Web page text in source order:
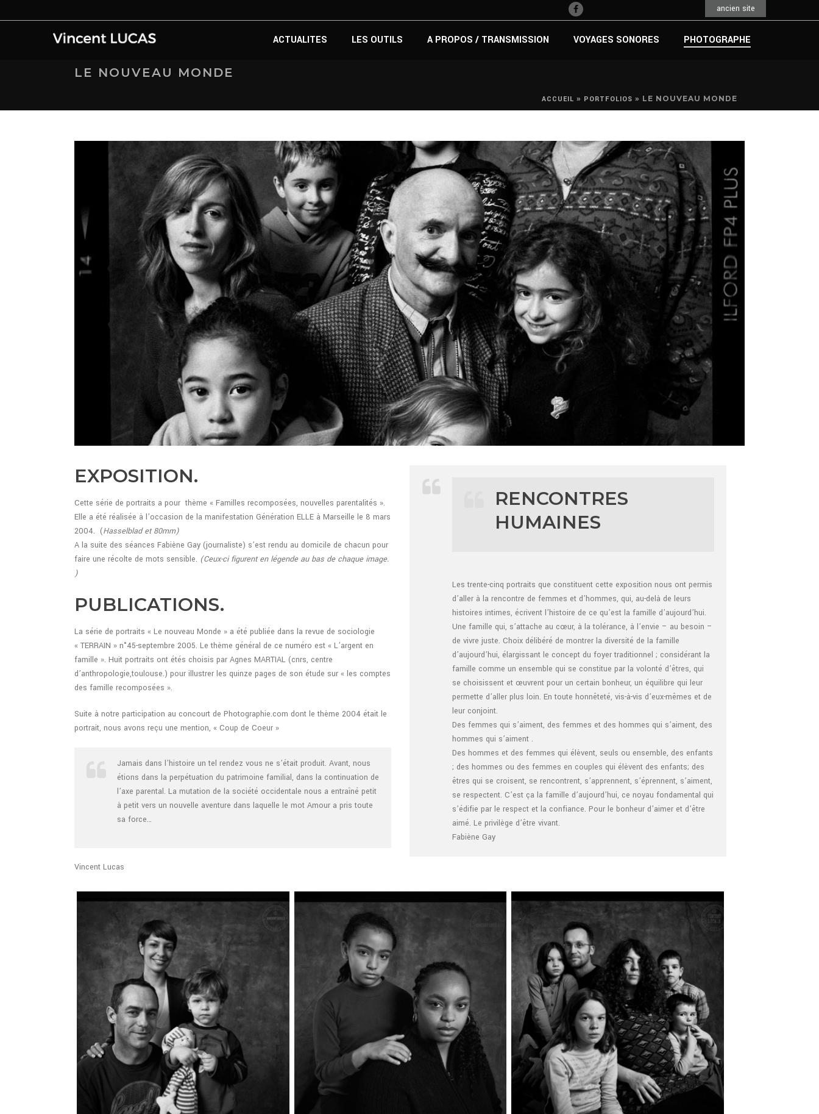
ancien site
ACTUALITES LES OUTILS A PROPOS / TRANSMISSION VOYAGES SONORES PHOTOGRAPHE
LE NOUVEAU MONDE
ACCUEIL » PORTFOLIOS » LE NOUVEAU MONDE
EXPOSITION.
Cette série de portraits a pour thème « Familles recomposées, nouvelles parentalités ».
Elle a été réalisée à l’occasion de la manifestation Génération ELLE à Marseille le 8 mars
2004. (Hasselblad et 80mm)
A la suite des séances Fabiène Gay (journaliste) s’est rendu au domicile de chacun pour
faire une récolte de mots sensible. (Ceux-ci figurent en légende au bas de chaque image.
)
PUBLICATIONS.
La série de portraits « Le nouveau Monde » a été publiée dans la revue de sociologie
« TERRAIN » n°45-septembre 2005. Le thème général de ce numéro est « L’argent en
famille ». Huit portraits ont étés choisis par Agnes MARTIAL (cnrs, centre
d’anthropologie,toulouse.) pour illustrer les quinze pages de son étude sur « les comptes
des famille recomposées ».
Suite à notre participation au concourt de Photographie.com dont le thème 2004 était le
portrait, nous avons reçu une mention, « Coup de Coeur »
Jamais dans l’histoire un tel rendez vous ne s’était produit. Avant, nous
étions dans la perpétuation du patrimoine familial, dans la continuation de
l’axe parental. La mutation de la société occidentale nous a entraîné petit
à petit vers un nouvelle aventure dans laquelle le mot Amour a pris toute
sa force…
Vincent Lucas
RENCONTRES
HUMAINES
Les trente-cinq portraits que constituent cette exposition nous ont permis
d’aller à la rencontre de femmes et d’hommes, qui, au-delà de leurs
histoires intimes, écrivent l’histoire de ce qu’est la famille d’aujourd’hui.
Une famille qui, s’attache au cœur, à la tolérance, à l’envie – au besoin –
de vivre juste. Choix délibéré de montrer la diversité de la famille
d’aujourd’hui, élargissant le concept du foyer traditionnel ; considérant la
famille comme un ensemble qui se constitue par la volonté d’êtres, qui
se choisissent et œuvrent pour un certain bonheur, un équilibre qui leur
permette d’aller plus loin. En toute honnêteté, vis-à-vis d’eux-mêmes et de
leur conjoint.
Des femmes qui s’aiment, des femmes et des hommes qui s’aiment, des
hommes qui s’aiment .
Des hommes et des femmes qui élèvent, seuls ou ensemble, des enfants
; des hommes ou des femmes en couples qui élèvent des enfants; des
êtres qui se croisent, se rencontrent, s’apprennent, s’éprennent, s’aiment,
se respectent. C’est ça la famille d’aujourd’hui, ce noyau fondamental qui
s’édifie par le respect et la confiance. Pour le bonheur d’aimer et d’être
aimé. Le privilège d’être vivant.
Fabiène Gay